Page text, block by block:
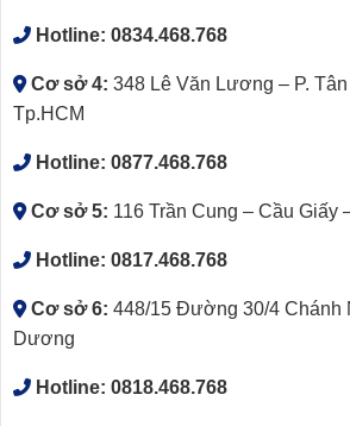
Hotline: 0834.468.768
Cơ sở 4: 348 Lê Văn Lương – P.
Tp.HCM
Hotline: 0877.468.768
Cơ sở 5: 116 Trần Cung – Cầu Giấy
Hotline: 0817.468.768
Cơ sở 6: 448/15 Đường 30/4 Chánh
Dương
Hotline: 0818.468.768